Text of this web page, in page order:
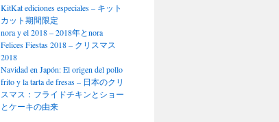
KitKat ediciones especiales – キット
カット期間限定
nora y el 2018 – 2018年とnora
Felices Fiestas 2018 – クリスマス
2018
Navidad en Japón: El origen del pollo
frito y la tarta de fresas – 日本のクリ
スマス：フライドチキンとショー
とケーキの由来